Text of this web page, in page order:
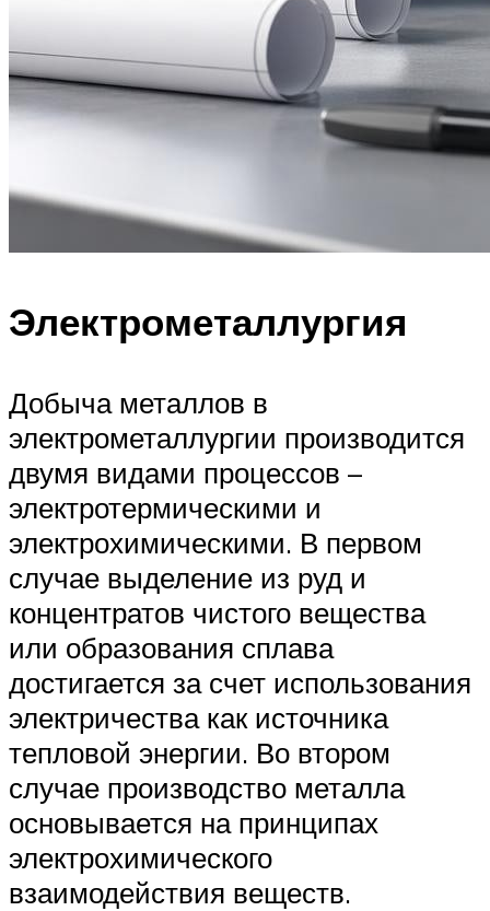
Электрометаллургия
Добыча металлов в
электрометаллургии производится
двумя видами процессов –
электротермическими и
электрохимическими. В первом
случае выделение из руд и
концентратов чистого вещества
или образования сплава
достигается за счет использования
электричества как источника
тепловой энергии. Во втором
случае производство металла
основывается на принципах
электрохимического
взаимодействия веществ.